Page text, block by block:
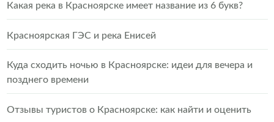
Какая река в Красноярске имеет название из 6 букв?
Красноярская ГЭС и река Енисей
Куда сходить ночью в Красноярске: идеи для вечера и
позднего времени
Отзывы туристов о Красноярске: как найти и оценить